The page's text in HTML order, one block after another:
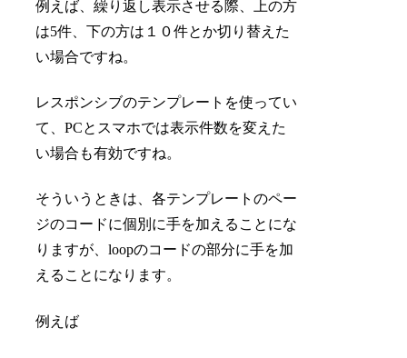
例えば、繰り返し表示させる際、上の方
は5件、下の方は１０件とか切り替えた
い場合ですね。
レスポンシブのテンプレートを使ってい
て、PCとスマホでは表示件数を変えた
い場合も有効ですね。
そういうときは、各テンプレートのペー
ジのコードに個別に手を加えることにな
りますが、loopのコードの部分に手を加
えることになります。
例えば